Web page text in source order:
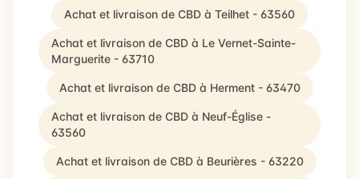
Achat et livraison de CBD à Teilhet - 63560
Achat et livraison de CBD à Le Vernet-Sainte-
Marguerite - 63710
Achat et livraison de CBD à Herment - 63470
Achat et livraison de CBD à Neuf-Église -
63560
Achat et livraison de CBD à Beurières - 63220